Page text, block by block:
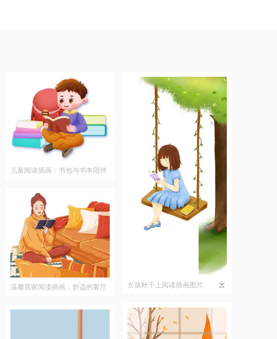
儿童阅读插画：书包与书本陪伴
温馨居家阅读插画：舒适的客厅
女孩秋千上阅读插画图片